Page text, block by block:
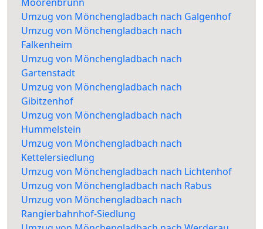
Umzug von Mönchengladbach nach Galgenhof
Umzug von Mönchengladbach nach
Falkenheim
Umzug von Mönchengladbach nach
Gartenstadt
Umzug von Mönchengladbach nach
Gibitzenhof
Umzug von Mönchengladbach nach
Hummelstein
Umzug von Mönchengladbach nach
Kettelersiedlung
Umzug von Mönchengladbach nach Lichtenhof
Umzug von Mönchengladbach nach Rabus
Umzug von Mönchengladbach nach
Rangierbahnhof-Siedlung